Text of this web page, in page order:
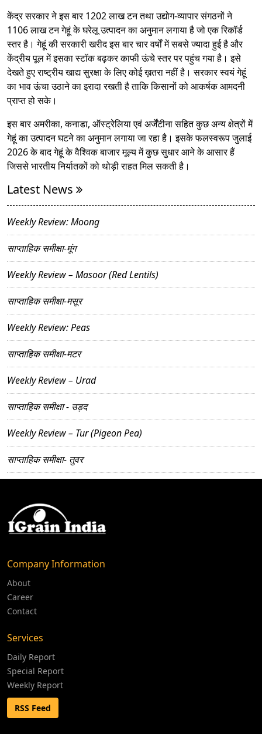
केंद्र सरकार ने इस बार 1202 लाख टन तथा उद्योग-व्यापार संगठनों ने
1106 लाख टन गेहूं के घरेलू उत्पादन का अनुमान लगाया है जो एक रिकॉर्ड
स्तर है। गेहूं की सरकारी खरीद इस बार चार वर्षों में सबसे ज्यादा हुई है और
केंद्रीय पूल में इसका स्टॉक बढ़कर काफी ऊंचे स्तर पर पहुंच गया है। इसे
देखते हुए राष्ट्रीय खाद्य सुरक्षा के लिए कोई ख़तरा नहीं है। सरकार स्वयं गेहूं
का भाव ऊंचा उठाने का इरादा रखती है ताकि किसानों को आकर्षक आमदनी
प्राप्त हो सके।
इस बार अमरीका, कनाडा, ऑस्ट्रेलिया एवं अर्जेंटीना सहित कुछ अन्य क्षेत्रों में
गेहूं का उत्पादन घटने का अनुमान लगाया जा रहा है। इसके फलस्वरूप जुलाई
2026 के बाद गेहूं के वैश्विक बाजार मूल्य में कुछ सुधार आने के आसार हैं
जिससे भारतीय निर्यातकों को थोड़ी राहत मिल सकती है।
Latest News
Weekly Review: Moong
साप्ताहिक समीक्षा-मूंग
Weekly Review – Masoor (Red Lentils)
साप्ताहिक समीक्षा-मसूर
Weekly Review: Peas
साप्ताहिक समीक्षा-मटर
Weekly Review – Urad
साप्ताहिक समीक्षा - उड़द
Weekly Review – Tur (Pigeon Pea)
साप्ताहिक समीक्षा- तुवर
Company Information
About
Career
Contact
Services
Daily Report
Special Report
Weekly Report
RSS Feed